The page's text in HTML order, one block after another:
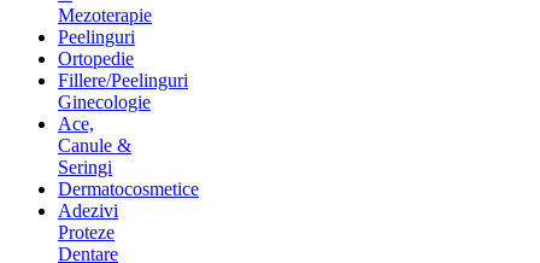
Mezoterapie
Peelinguri
Ortopedie
Fillere/Peelinguri
Ginecologie
Ace,
Canule &
Seringi
Dermatocosmetice
Adezivi
Proteze
Dentare